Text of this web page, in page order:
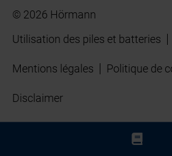
© 2026 Hörmann
Utilisation des piles et batteries
Mentions légales Politique de
Disclaimer